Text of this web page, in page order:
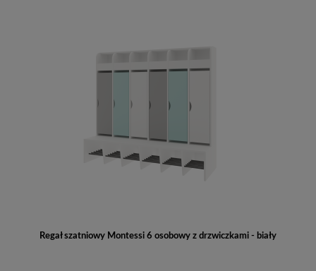
Regał szatniowy Montessi 6 osobowy z drzwiczkami - biały